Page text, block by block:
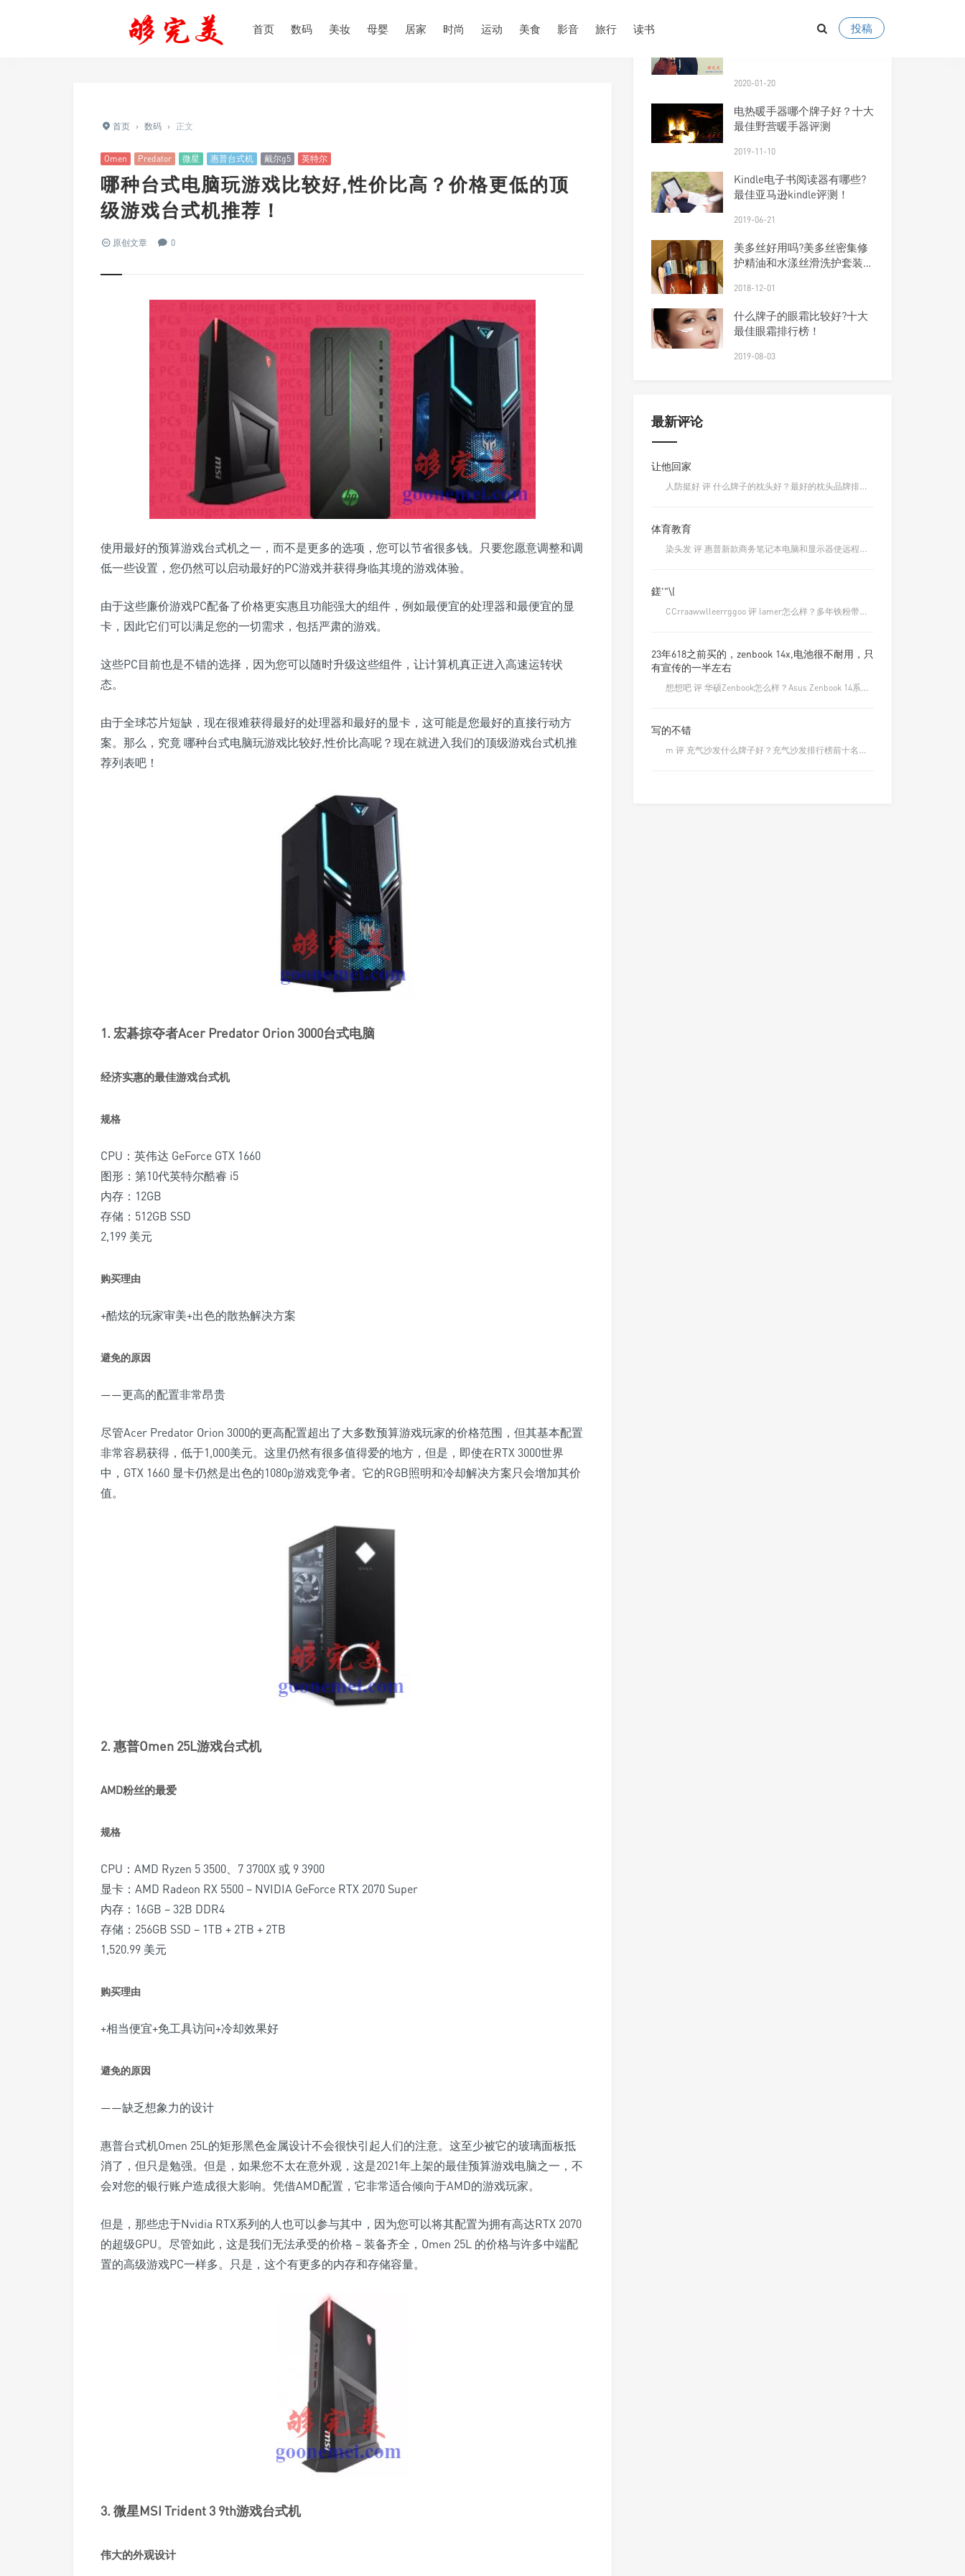
首页 数码 美妆 母婴 居家 时尚 运动 美食 影音 旅行 读书 投稿
首页 › 数码 › 正文
Omen Predator 微星 惠普台式机 戴尔g5 英特尔
哪种台式电脑玩游戏比较好,性价比高？价格更低的顶
级游戏台式机推荐！
原创文章 0
使用最好的预算游戏台式机之一，而不是更多的选项，您可以节省很多钱。只要您愿意调整和调
低一些设置，您仍然可以启动最好的PC游戏并获得身临其境的游戏体验。
由于这些廉价游戏PC配备了价格更实惠且功能强大的组件，例如最便宜的处理器和最便宜的显
卡，因此它们可以满足您的一切需求，包括严肃的游戏。
这些PC目前也是不错的选择，因为您可以随时升级这些组件，让计算机真正进入高速运转状
态。
由于全球芯片短缺，现在很难获得最好的处理器和最好的显卡，这可能是您最好的直接行动方
案。那么，究竟 哪种台式电脑玩游戏比较好,性价比高呢？现在就进入我们的顶级游戏台式机推
荐列表吧！
1. 宏碁掠夺者Acer Predator Orion 3000台式电脑
经济实惠的最佳游戏台式机
规格
CPU：英伟达 GeForce GTX 1660
图形：第10代英特尔酷睿 i5
内存：12GB
存储：512GB SSD
2,199 美元
购买理由
+酷炫的玩家审美+出色的散热解决方案
避免的原因
——更高的配置非常昂贵
尽管Acer Predator Orion 3000的更高配置超出了大多数预算游戏玩家的价格范围，但其基本配置
非常容易获得，低于1,000美元。这里仍然有很多值得爱的地方，但是，即使在RTX 3000世界
中，GTX 1660 显卡仍然是出色的1080p游戏竞争者。它的RGB照明和冷却解决方案只会增加其价
值。
2. 惠普Omen 25L游戏台式机
AMD粉丝的最爱
规格
CPU：AMD Ryzen 5 3500、7 3700X 或 9 3900
显卡：AMD Radeon RX 5500 – NVIDIA GeForce RTX 2070 Super
内存：16GB – 32B DDR4
存储：256GB SSD – 1TB + 2TB + 2TB
1,520.99 美元
购买理由
+相当便宜+免工具访问+冷却效果好
避免的原因
——缺乏想象力的设计
惠普台式机Omen 25L的矩形黑色金属设计不会很快引起人们的注意。这至少被它的玻璃面板抵
消了，但只是勉强。但是，如果您不太在意外观，这是2021年上架的最佳预算游戏电脑之一，不
会对您的银行账户造成很大影响。凭借AMD配置，它非常适合倾向于AMD的游戏玩家。
但是，那些忠于Nvidia RTX系列的人也可以参与其中，因为您可以将其配置为拥有高达RTX 2070
的超级GPU。尽管如此，这是我们无法承受的价格 – 装备齐全，Omen 25L 的价格与许多中端配
置的高级游戏PC一样多。只是，这个有更多的内存和存储容量。
3. 微星MSI Trident 3 9th游戏台式机
伟大的外观设计
外国十大名牌手袋图片及价格
2020-01-20
电热暖手器哪个牌子好？十大
最佳野营暖手器评测
2019-11-10
Kindle电子书阅读器有哪些?
最佳亚马逊kindle评测！
2019-06-21
美多丝好用吗?美多丝密集修
护精油和水漾丝滑洗护套装了
2018-12-01
什么牌子的眼霜比较好?十大
最佳眼霜排行榜！
2019-08-03
最新评论
让他回家
人防挺好 评 什么牌子的枕头好？最好的枕头品牌排行榜前十名
体育教育
染头发 评 惠普新款商务笔记本电脑和显示器使远程工作更轻松
鎈'"\(
CCrraawwlleerrggoo 评 lamer怎么样？多年铁粉带你了解一下
23年618之前买的，zenbook 14x,电池很不耐用，只
有宣传的一半左右
想想吧 评 华硕Zenbook怎么样？Asus Zenbook 14系列笔记本测评！
写的不错
m 评 充气沙发什么牌子好？充气沙发排行榜前十名品牌大全